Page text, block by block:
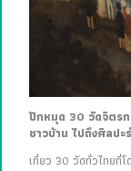
ปักหมุด 30 วัดจิตร
ชาวบ้าน ไปถึงศิลปะ
เที่ยว 30 วัดทั่วไทยที่